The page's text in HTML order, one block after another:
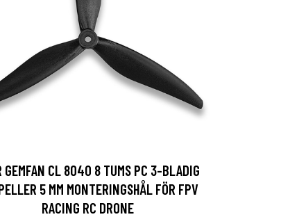
GEMFAN CL 8040 8 TUMS PC 3-BLADIG
5 MM MONTERINGSHÅL FÖR FPV
RACING RC DRONE